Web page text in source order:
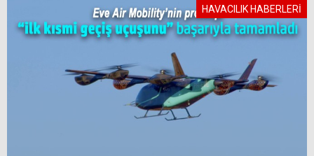
HAVACILIK HABERLERİ